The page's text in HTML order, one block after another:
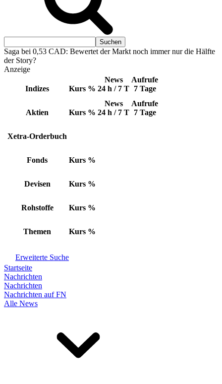
Saga bei 0,53 CAD: Bewertet der Markt noch immer nur die Hälfte
der Story?
Anzeige
Indizes Kurs %
News
24 h / 7 T
Aufrufe
7 Tage
Aktien Kurs %
News
24 h / 7 T
Aufrufe
7 Tage
Xetra-Orderbuch
Fonds Kurs %
Devisen Kurs %
Rohstoffe Kurs %
Themen Kurs %
Erweiterte Suche
Startseite
Nachrichten
Nachrichten
Nachrichten auf FN
Alle News